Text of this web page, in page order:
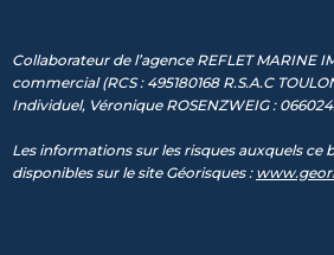
Collaborateur de l’agence REFLET MARINE
commercial (RCS : 495180168 R.S.A.C
Individuel, Véronique ROSENZWEIG :
Les informations sur les risques auxquels ce
disponibles sur le site Géorisques :